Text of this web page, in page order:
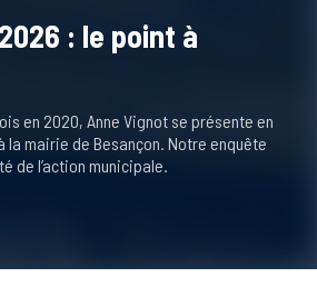
: le point à
en 2020, Anne Vignot se présente en
la mairie de Besançon. Notre enquête
de l’action municipale.